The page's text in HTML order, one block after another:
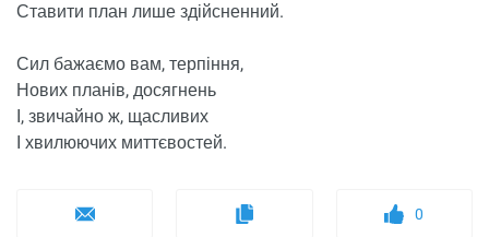
Ставити план лише здійсненний.
Сил бажаємо вам, терпіння,
Нових планів, досягнень
І, звичайно ж, щасливих
І хвилюючих миттєвостей.
0